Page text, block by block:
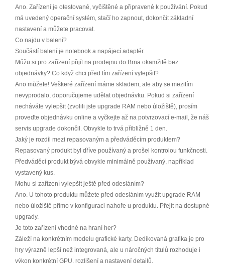
Ano. Zařízení je otestované, vyčištěné a připravené k používání. Pokud
má uvedený operační systém, stačí ho zapnout, dokončit základní
nastavení a můžete pracovat.
Co najdu v balení?
Součástí balení je notebook a napájecí adaptér.
Můžu si pro zařízení přijít na prodejnu do Brna okamžitě bez
objednávky? Co když chci před tím zařízení vylepšit?
Ano můžete! Veškeré zařízení máme skladem, ale aby se mezitím
nevyprodalo, doporučujeme udělat objednávku. Pokud si zařízení
necháváte vylepšit (zvolili jste upgrade RAM nebo úložiště), prosím
proveďte objednávku online a vyčkejte až na potvrzovací e-mail, že náš
servis upgrade dokončil. Obvykle to trvá přibližně 1 den.
Jaký je rozdíl mezi repasovaným a předváděcím produktem?
Repasovaný produkt byl dříve používaný a prošel kontrolou funkčnosti.
Předváděcí produkt bývá obvykle minimálně používaný, například
vystavený kus.
Mohu si zařízení vylepšit ještě před odesláním?
Ano. U tohoto produktu můžete před odesláním využít upgrade RAM
nebo úložiště přímo v konfiguraci nahoře u produktu. Přejít na dostupné
upgrady.
Je toto zařízení vhodné na hraní her?
Záleží na konkrétním modelu grafické karty. Dedikovaná grafika je pro
hry výrazně lepší než integrovaná, ale u náročných titulů rozhoduje i
výkon konkrétní GPU, rozlišení a nastavení detailů.